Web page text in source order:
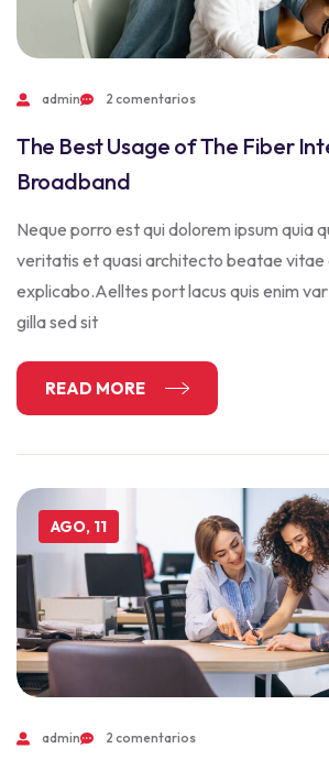
admin 2 comentarios
The Best Usage of The Fiber
Broadband
Neque porro est qui dolorem ipsum quia
veritatis et quasi architecto beatae vitae
explicabo.Aelltes port lacus quis enim
gilla sed sit
READ MORE
AGO, 11
admin 2 comentarios